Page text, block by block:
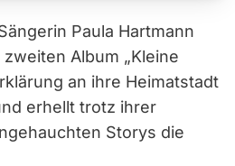
Paula Hartmann
Album „Kleine
an ihre Heimatstadt
erhellt trotz ihrer
Storys die